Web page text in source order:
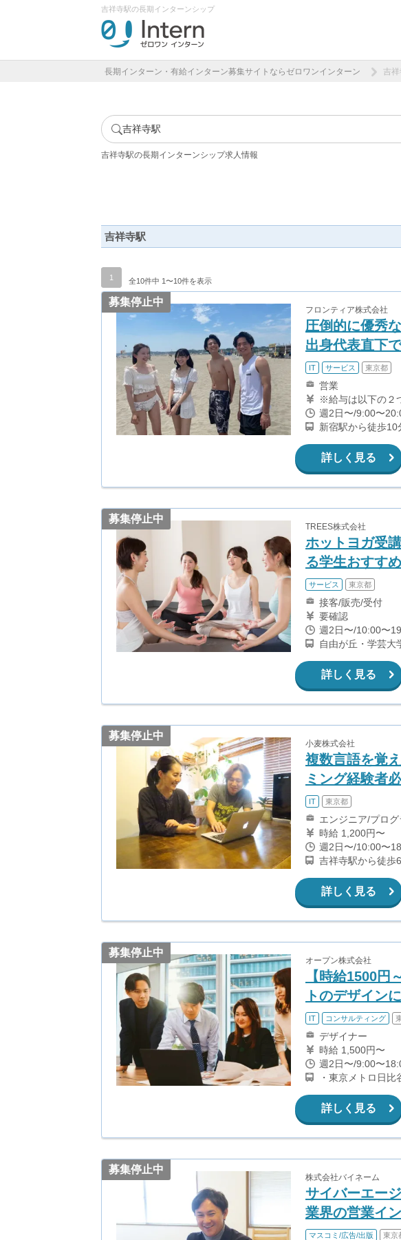
吉祥寺駅の長期インターンシップ
長期インターン・有給インターン募集サイトならゼロワンインターン 吉
吉祥寺駅
吉祥寺駅の長期インターンシップ求人情報
吉祥寺駅
1 全10件中 1〜10件を表示
募集停止中
フロンティア株式会社
圧倒的に優秀
出身代表直下
IT サービス 東京都
営業
※給与は以下の２
なる） ◆時給制 ◆完全成功報酬 1契約につき10,000円〜
30,000円 成果を
限なし。 １ヶ月で100万円を稼ぐ学生も！ 成長しながら結
の心配不要 成果に応じた積極的な昇格制度があり最短1ヶ月
で昇格も！ 別途
与あり！ ＜福利厚生＞ 海外支援制度 授業料最大1年分負担
ションあり』 会
週2日〜/9:00〜
新宿駅から徒歩10
詳しく見る
募集停止中
TREES株式会社
ホットヨガ受
る学生おすす
サービス 東京都
接客/販売/受付
要確認
週2日〜/10:00〜
自由が丘・学芸大
詳しく見る
募集停止中
小麦株式会社
複数言語を覚
ミング経験者
IT 東京都
エンジニア/プロ
時給 1,200円〜
週2日〜/10:00〜
吉祥寺駅から徒歩
詳しく見る
募集停止中
オープン株式会社
【時給1500円
トのデザイン
IT コンサルティング
デザイナー
時給 1,500円〜
週2日〜/9:00〜
・東京メトロ日比
線・日比谷線『霞
駅』A3出口 ・JR
詳しく見る
募集停止中
株式会社バイネーム
サイバーエー
業界の営業イ
マスコミ/広告/出版 東京